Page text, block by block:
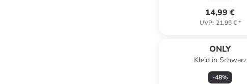
14,99 €
UVP: 21,99 €*
ONLY
Kleid in Schwarz
-48%